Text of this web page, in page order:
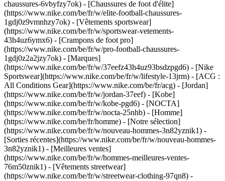
chaussures-6vbyfzy7ok) - [Chaussures de foot d'élite]
(https://www.nike.com/be/fr/w/elite-football-chaussures-
1gdj0z9vmnhzy7ok) - [Vêtements sportswear]
(https://www.nike.com/be/fr/w/sportswear-vetements-
43h4uz6ymx6) - [Crampons de foot pro]
(https://www.nike.com/be/fr/w/pro-football-chaussures-
1gdj0z2a2jzy7ok) - [Marques]
(https://www.nike.com/be/fr/w/37eefz43h4uz93bsdzpgd6) - [Nike
Sportswear](https://www.nike.com/be/fr/w/lifestyle-13jrm) - [ACG :
All Conditions Gear](https://www.nike.com/be/fr/acg) - [Jordan]
(https://www.nike.com/be/fr/w/jordan-37eef) - [Kobe]
(https://www.nike.com/be/fr/w/kobe-pgd6) - [NOCTA]
(https://www.nike.com/be/fr/w/nocta-25nhb) - [Homme]
(https://www.nike.com/be/fr/homme) - [Notre sélection]
(https://www.nike.com/be/fr/w/nouveau-hommes-3n82yznik1) -
[Sorties récentes](https://www.nike.com/be/fr/w/nouveau-hommes-
3n82yznik1) - [Meilleures ventes]
(https://www.nike.com/be/fr/w/hommes-meilleures-ventes-
76m50znik1) - [Vêtements streetwear]
(https://www.nike.com/be/fr/w/streetwear-clothing-97qn8) -